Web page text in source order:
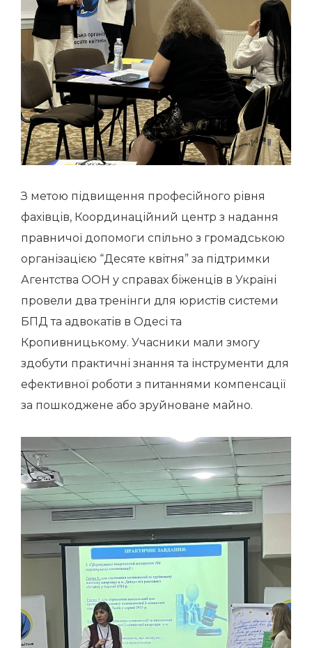
З метою підвищення професійного рівня
фахівців, Координаційний центр з надання
правничої допомоги спільно з громадською
організацією “Десяте квітня” за підтримки
Агентства ООН у справах біженців в Україні
провели два тренінги для юристів системи
БПД та адвокатів в Одесі та
Кропивницькому. Учасники мали змогу
здобути практичні знання та інструменти для
ефективної роботи з питаннями компенсації
за пошкоджене або зруйноване майно.